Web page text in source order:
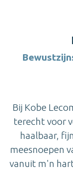
Bij Kobe
terecht voor
haalbaar,
meesnoepen
vanuit m'n